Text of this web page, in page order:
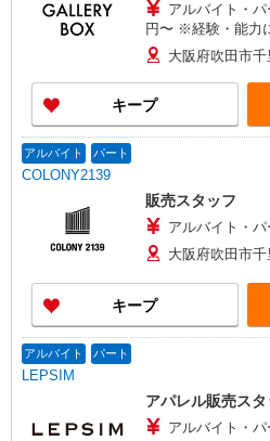
アルバイト・
円〜 ※経験・能力
大阪府吹田市
キープ
アルバイト パート
COLONY2139
販売スタッフ
アルバイト・
大阪府吹田市
キープ
アルバイト パート
LEPSIM
アパレル販売スタ
アルバイト・